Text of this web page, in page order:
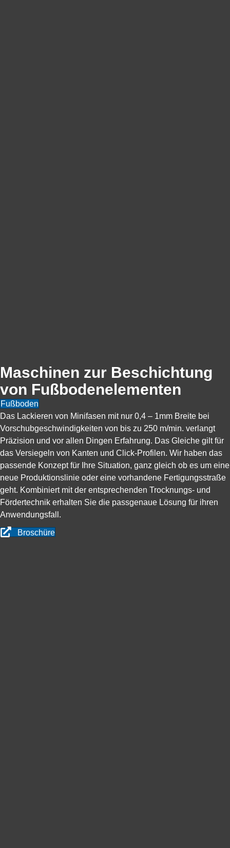
Maschinen zur Beschichtung
von Fußbodenelementen
Fußboden
Das Lackieren von Minifasen mit nur 0,4 – 1mm Breite bei
Vorschubgeschwindigkeiten von bis zu 250 m/min. verlangt
Präzision und vor allen Dingen Erfahrung. Das Gleiche gilt für
das Versiegeln von Kanten und Click-Profilen. Wir haben das
passende Konzept für Ihre Situation, ganz gleich ob es um eine
neue Produktionslinie oder eine vorhandene Fertigungsstraße
geht. Kombiniert mit der entsprechenden Trocknungs- und
Fördertechnik erhalten Sie die passgenaue Lösung für ihren
Anwendungsfall.
Broschüre